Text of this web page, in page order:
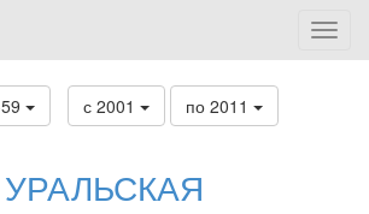
с 2001 по 2011